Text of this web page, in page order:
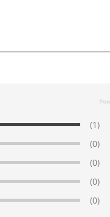
(1)
(0)
(0)
(0)
(0)